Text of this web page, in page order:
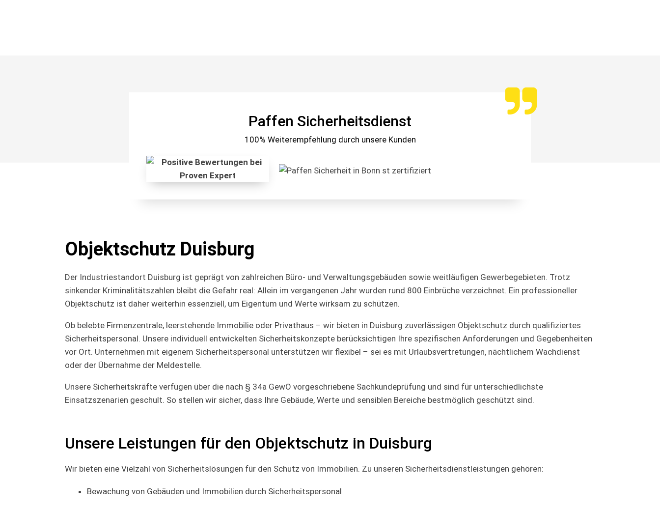
Paffen Sicherheitsdienst
100% Weiterempfehlung durch unsere Kunden
Objektschutz Duisburg
Der Industriestandort Duisburg ist geprägt von zahlreichen Büro- und Verwaltungsgebäuden sowie weitläufigen Gewerbegebieten. Trotz
sinkender Kriminalitätszahlen bleibt die Gefahr real: Allein im vergangenen Jahr wurden rund 800 Einbrüche verzeichnet. Ein professioneller
Objektschutz ist daher weiterhin essenziell, um Eigentum und Werte wirksam zu schützen.
Ob belebte Firmenzentrale, leerstehende Immobilie oder Privathaus – wir bieten in Duisburg zuverlässigen Objektschutz durch qualifiziertes
Sicherheitspersonal. Unsere individuell entwickelten Sicherheitskonzepte berücksichtigen Ihre spezifischen Anforderungen und Gegebenheiten
vor Ort. Unternehmen mit eigenem Sicherheitspersonal unterstützen wir flexibel – sei es mit Urlaubsvertretungen, nächtlichem Wachdienst
oder der Übernahme der Meldestelle.
Unsere Sicherheitskräfte verfügen über die nach § 34a GewO vorgeschriebene Sachkundeprüfung und sind für unterschiedlichste
Einsatzszenarien geschult. So stellen wir sicher, dass Ihre Gebäude, Werte und sensiblen Bereiche bestmöglich geschützt sind.
Unsere Leistungen für den Objektschutz in Duisburg
Wir bieten eine Vielzahl von Sicherheitslösungen für den Schutz von Immobilien. Zu unseren Sicherheitsdienstleistungen gehören:
Bewachung von Gebäuden und Immobilien durch Sicherheitspersonal